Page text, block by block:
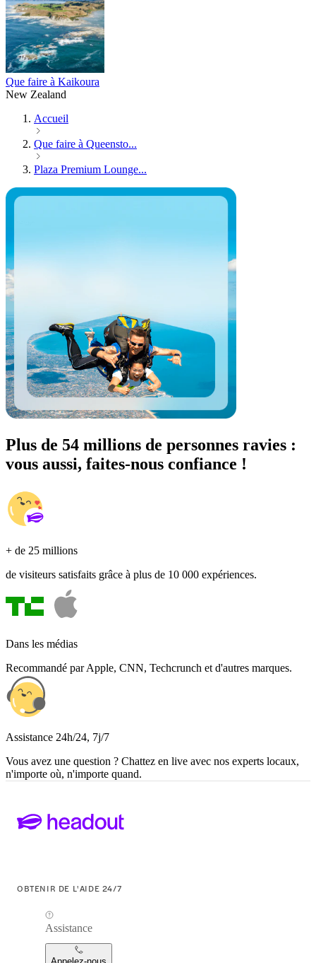
Que faire à Kaikoura
New Zealand
Accueil
Que faire à Queensto...
Plaza Premium Lounge...
Plus de 54 millions de personnes ravies :
vous aussi, faites-nous confiance !
+ de 25 millions
de visiteurs satisfaits grâce à plus de 10 000 expériences.
Dans les médias
Recommandé par Apple, CNN, Techcrunch et d'autres marques.
Assistance 24h/24, 7j/7
Vous avez une question ? Chattez en live avec nos experts locaux,
n'importe où, n'importe quand.
OBTENIR DE L'AIDE 24/7
Assistance